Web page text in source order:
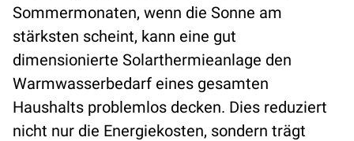
Sommermonaten, wenn die Sonne am
stärksten scheint, kann eine gut
dimensionierte Solarthermieanlage den
Warmwasserbedarf eines gesamten
Haushalts problemlos decken. Dies reduziert
nicht nur die Energiekosten, sondern trägt